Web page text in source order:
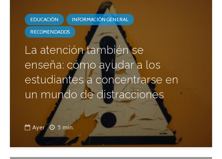
EDUCACIÓN
INFORMACIÓN GENERAL
RECOMENDADOS
La atención también se
enseña: cómo ayudar a los
estudiantes a concentrarse en
un mundo de distracciones
Ayer 5 min.